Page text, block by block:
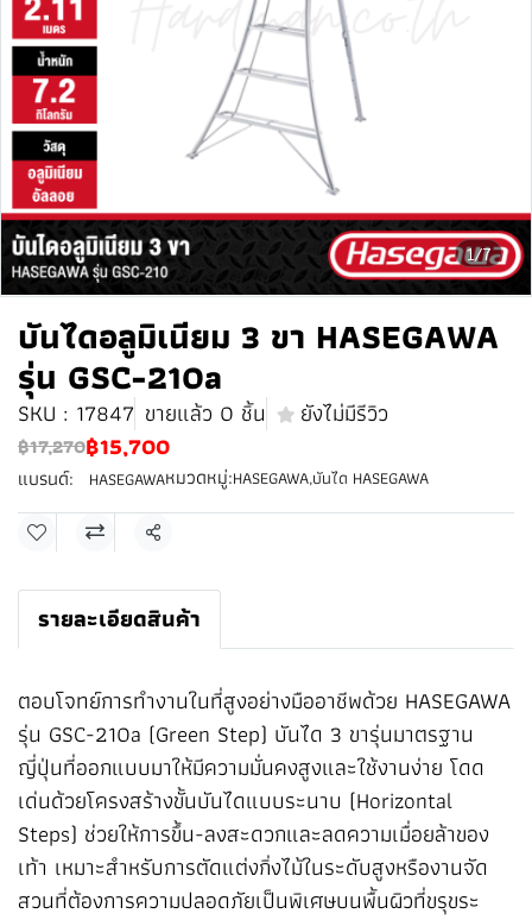
1/7
บันไดอลูมิเนียม 3 ขา HASEGAWA
รุ่น GSC-210a
SKU : 17847 ขายแล้ว 0 ชิ้น ยังไม่มีรีวิว
฿17,270฿15,700
แบรนด์: HASEGAWAหมวดหมู่:HASEGAWA,บันได HASEGAWA
แชร์
รายละเอียดสินค้า
ตอบโจทย์การทำงานในที่สูงอย่างมืออาชีพด้วย HASEGAWA
รุ่น GSC-210a (Green Step) บันได 3 ขารุ่นมาตรฐาน
ญี่ปุ่นที่ออกแบบมาให้มีความมั่นคงสูงและใช้งานง่าย โดด
เด่นด้วยโครงสร้างขั้นบันไดแบบระนาบ (Horizontal
Steps) ช่วยให้การขึ้น-ลงสะดวกและลดความเมื่อยล้าของ
เท้า เหมาะสำหรับการตัดแต่งกิ่งไม้ในระดับสูงหรืองานจัด
สวนที่ต้องการความปลอดภัยเป็นพิเศษบนพื้นผิวที่ขรุขระ